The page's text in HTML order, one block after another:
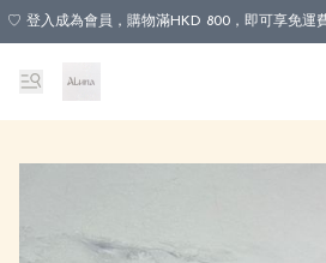
♡ 登入成為會員，購物滿HKD 800，即可享免運